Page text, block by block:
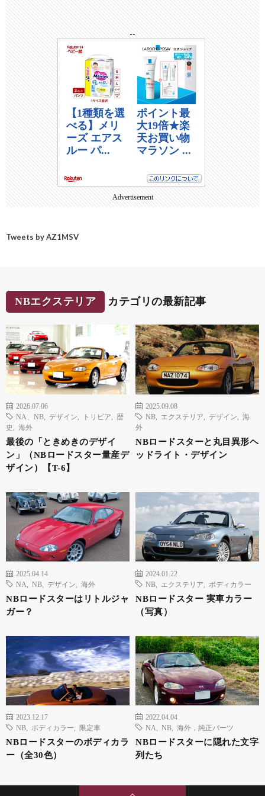
--
Advertisement
Tweets by AZ1MSV
NBエクステリア カテゴリの最新記事
2026.07.06
NA、NB
デザイン トリビア
歴
史
海外
最後の「ときめきのデザイ
ン」（NBロードスター量産デ
ザイン）【T-6】
2025.09.08
NB
エクステリア デザイン
海
外
NBロードスターと丸目異形ヘ
ッドライト・デザイン
2025.04.14
NA
NB デザイン 海外
NBロードスターはリトルジャ
ガー？
2024.01.22
NB
エクステリア ボディカラー
NBロードスター 実車カラー
（写真）
2023.12.17
NB
ボディカラー 限定車
NBロードスターのボディカラ
ー（全30色）
2022.04.04
NA
NB 海外，純正パーツ
NBロードスターに隠れた文字
列たち